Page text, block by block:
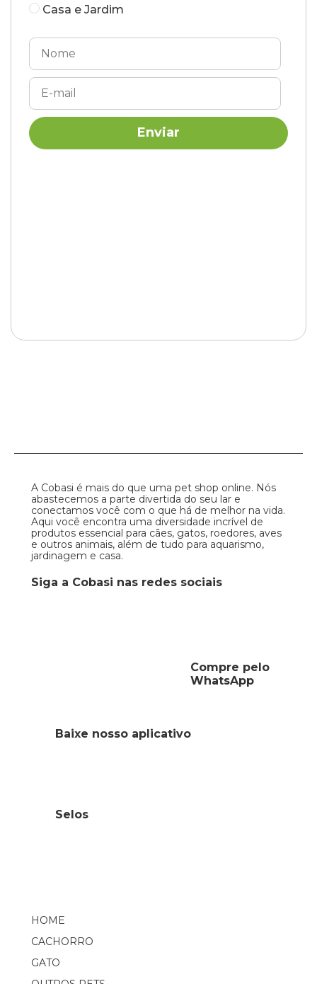
Casa e Jardim
A Cobasi é mais do que uma pet shop online. Nós
abastecemos a parte divertida do seu lar e
conectamos você com o que há de melhor na vida.
Aqui você encontra uma diversidade incrível de
produtos essencial para cães, gatos, roedores, aves
e outros animais, além de tudo para aquarismo,
jardinagem e casa.
Siga a Cobasi nas redes sociais
Compre pelo
WhatsApp
HOME
CACHORRO
GATO
Baixe nosso aplicativo
Selos